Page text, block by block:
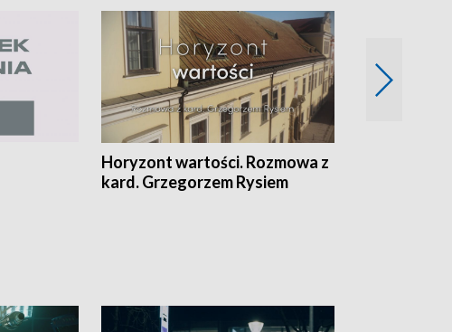
Horyzont wartości. Rozmowa z
kard. Grzegorzem Rysiem